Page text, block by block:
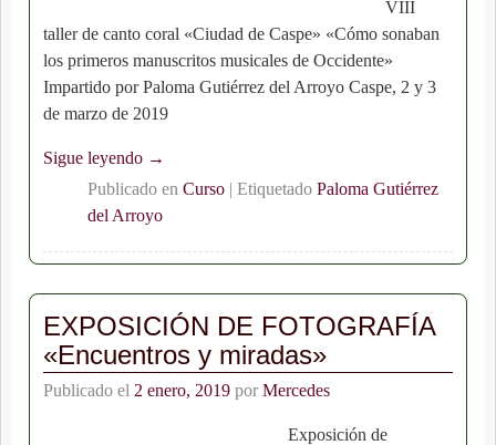
VIII
taller de canto coral «Ciudad de Caspe» «Cómo sonaban
los primeros manuscritos musicales de Occidente»
Impartido por Paloma Gutiérrez del Arroyo Caspe, 2 y 3
de marzo de 2019
Sigue leyendo →
Publicado en Curso| Etiquetado Paloma Gutiérrez
del Arroyo
EXPOSICIÓN DE FOTOGRAFÍA
«Encuentros y miradas»
Publicado el 2 enero, 2019 por Mercedes
Exposición de